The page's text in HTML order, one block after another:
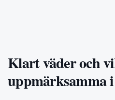
Klart väder och
uppmärksamma